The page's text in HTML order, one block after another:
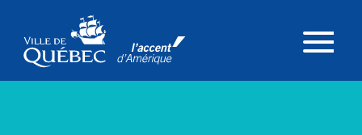
Passer au contenu principal
Menu